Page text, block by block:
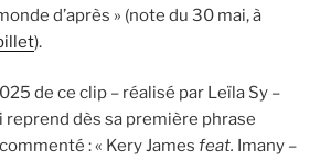
d’après » (note du 30 mai, à
).
de ce clip – réalisé par Leïla Sy –
reprend dès sa première phrase
: « Kery James feat. Imany –